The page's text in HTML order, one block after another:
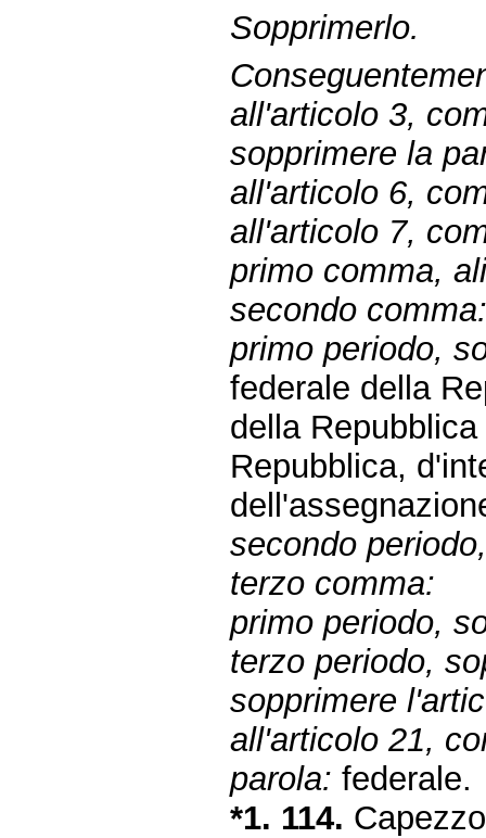
Sopprimerlo.
all'articolo 3,
sopprimere la
all'articolo 6,
all'articolo 7,
primo comma,
secondo
primo periodo,
federale della
della
Repubblica,
secondo
terzo comma:
primo periodo,
terzo periodo,
sopprimere
all'articolo 21,
parola: federale.
*1. 114.